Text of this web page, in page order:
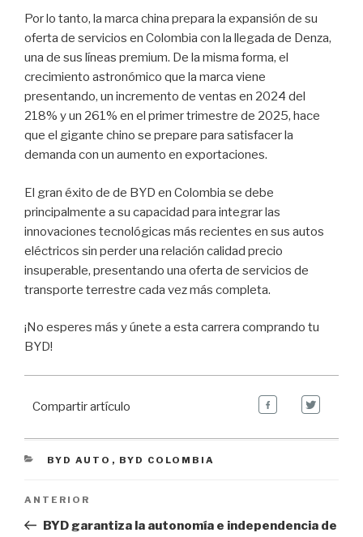
Por lo tanto, la marca china prepara la expansión de su
oferta de servicios en Colombia con la llegada de Denza,
una de sus líneas premium. De la misma forma, el
crecimiento astronómico que la marca viene
presentando, un incremento de ventas en 2024 del
218% y un 261% en el primer trimestre de 2025, hace
que el gigante chino se prepare para satisfacer la
demanda con un aumento en exportaciones.
El gran éxito de de BYD en Colombia se debe
principalmente a su capacidad para integrar las
innovaciones tecnológicas más recientes en sus autos
eléctricos sin perder una relación calidad precio
insuperable, presentando una oferta de servicios de
transporte terrestre cada vez más completa.
¡No esperes más y únete a esta carrera comprando tu
BYD!
Compartir artículo
CATEGORIES
BYD AUTO , BYD COLOMBIA
Navegación de entradas
Previous
Post
ANTERIOR
BYD garantiza la autonomía e independencia de